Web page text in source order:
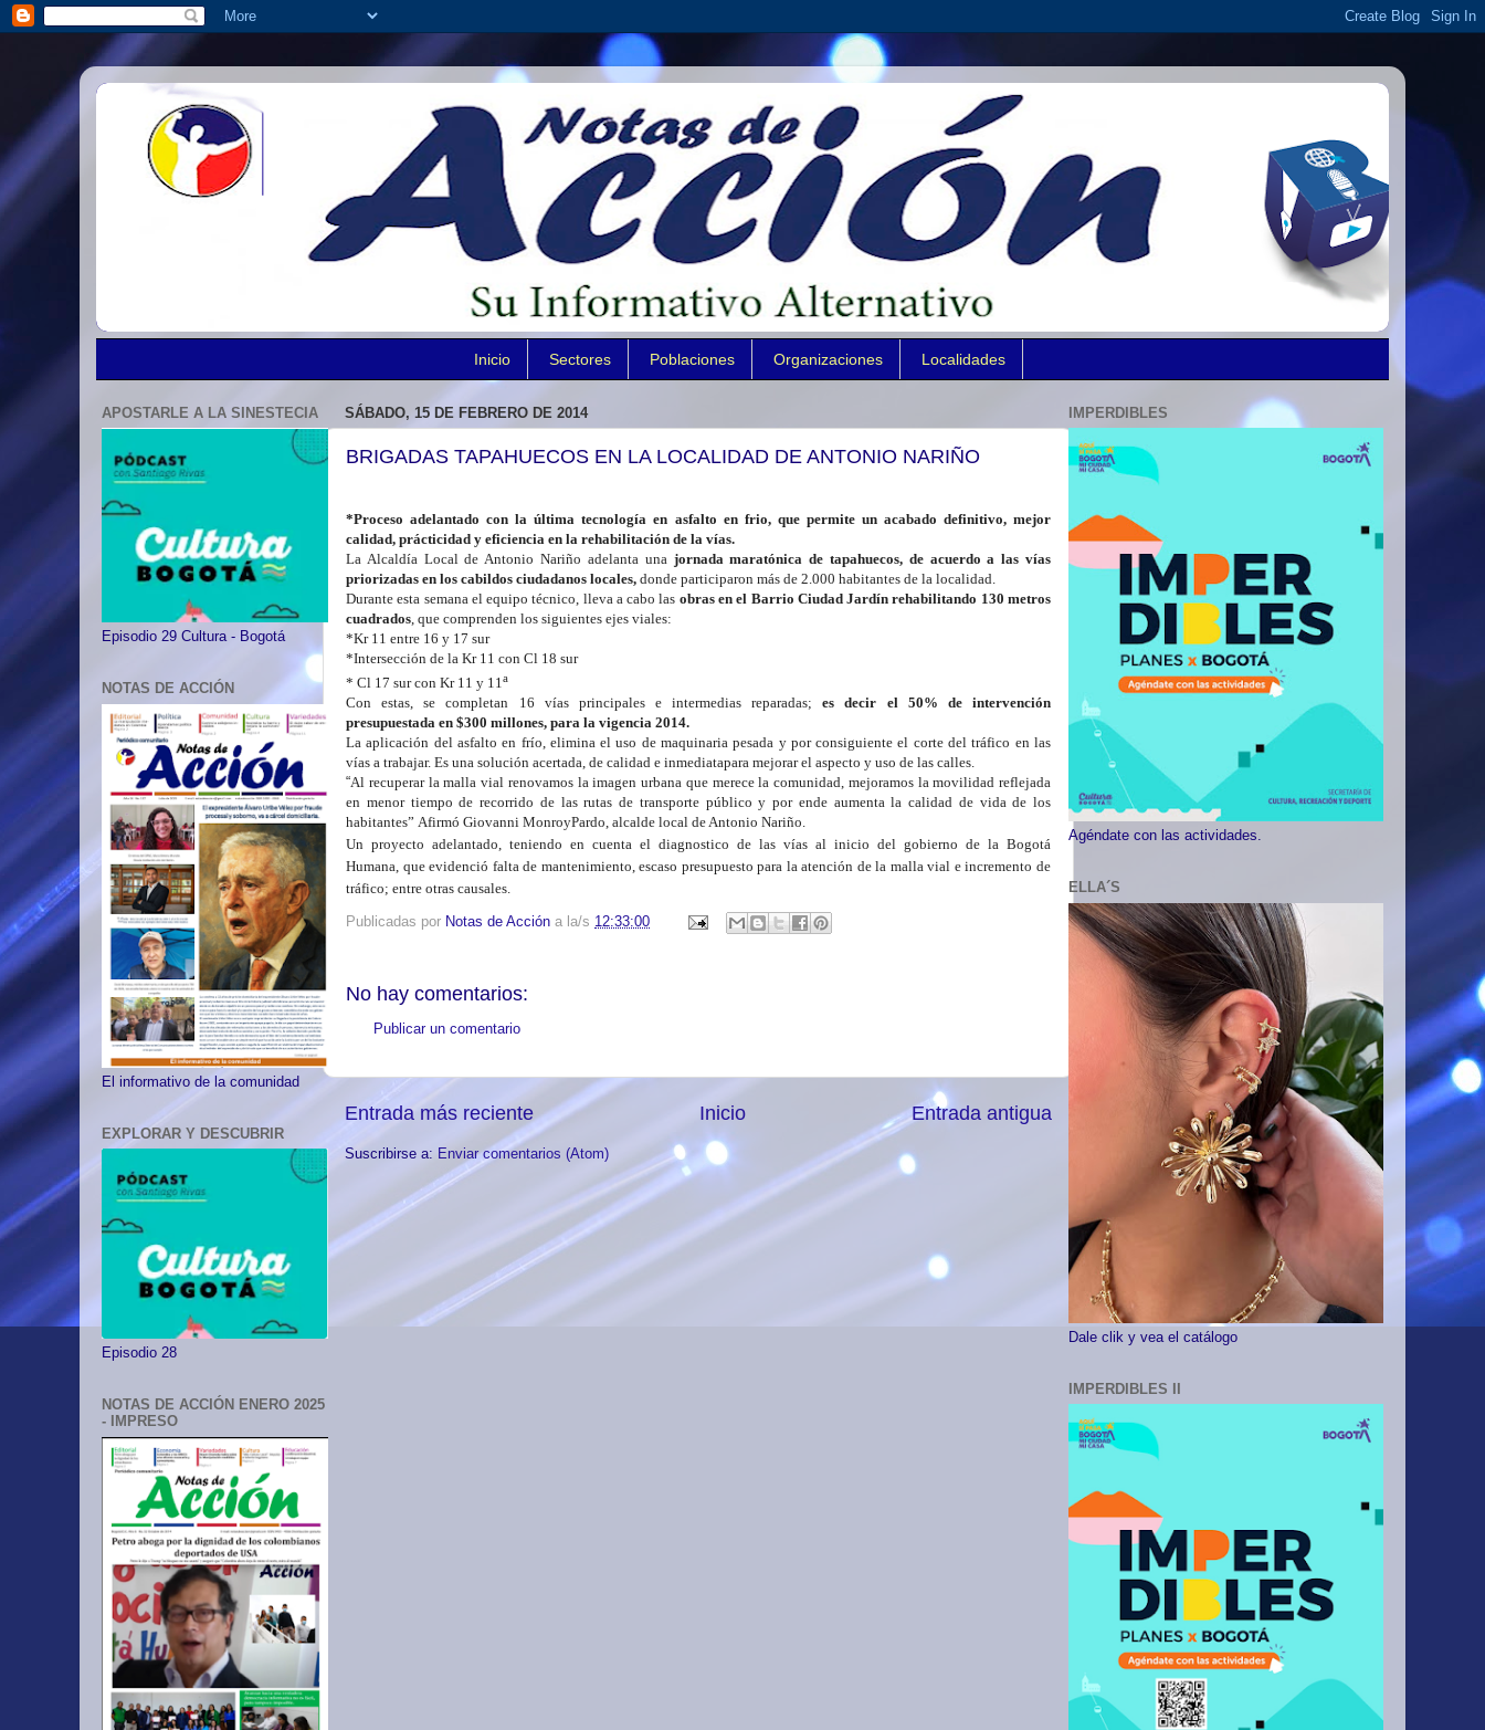
Inicio Sectores Poblaciones Organizaciones Localidades
SÁBADO, 15 DE FEBRERO DE 2014
BRIGADAS TAPAHUECOS EN LA LOCALIDAD DE ANTONIO NARIÑO
*Procesoadelantado con la última tecnologíaen asfalto en frio, que permite un acabado definitivo, mejor
calidad, prácticidad y eficiencia en la rehabilitación de la vías.
La Alcaldía Local de Antonio Nariño adelanta una jornada maratónica de tapahuecos, de acuerdo a las vías
priorizadas en los cabildos ciudadanos locales, donde participaron más de 2.000 habitantes de la localidad.
Durante esta semana el equipo técnico, lleva a cabo las obras en el Barrio Ciudad Jardínrehabilitando 130 metros
cuadrados, que comprenden los siguientes ejes viales:
*Kr 11 entre 16 y 17 sur
*Intersección de la Kr 11 con Cl 18 sur
* Cl 17 sur con Kr 11 y 11 a
Conestas,se completan 16 vías principales e intermediasreparadas;es decir el 50% de intervención
presupuestada en $300 millones, para la vigencia 2014.
La aplicación del asfalto en frío, elimina el uso de maquinaria pesada y por consiguiente el corte del tráfico en las
vías a trabajar. Es una solución acertada, de calidad e inmediatapara mejorar el aspecto y uso de las calles.
“Al recuperar la malla vial renovamos la imagen urbana que merece la comunidad, mejoramosla movilidad reflejada
en menor tiempo de recorrido de las rutas de transporte públicoy por ende aumenta la calidad de vida de los
habitantes” Afirmó Giovanni MonroyPardo, alcalde local de Antonio Nariño.
Un proyecto adelantado, teniendo en cuenta el diagnostico de las vías al inicio del gobierno de la Bogotá
Humana, que evidenció falta de mantenimiento, escaso presupuesto para la atención de la malla vial e incremento de
tráfico; entre otras causales.
Publicadas por Notas de Acción a la/s 12:33:00
No hay comentarios:
Publicar un comentario
Entrada más reciente Entrada antigua
Inicio
Suscribirse a: Enviar comentarios (Atom)
APOSTARLE A LA SINESTECIA
Episodio 29 Cultura - Bogotá
NOTAS DE ACCIÓN
El informativo de la comunidad
EXPLORAR Y DESCUBRIR
Episodio 28
NOTAS DE ACCIÓN ENERO 2025
- IMPRESO
IMPERDIBLES
Agéndate con las actividades.
ELLA´S
Dale clik y vea el catálogo
IMPERDIBLES II